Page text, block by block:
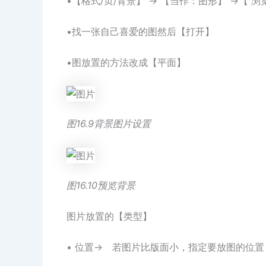
•找一张自己喜爱的图然后【打开】
•图放置的方法改成【平面】
图16.9背景图片设置
图16.10预览背景
图片放置的【类型】
• 位置→ 若图片比版面小，指定要放图的位置